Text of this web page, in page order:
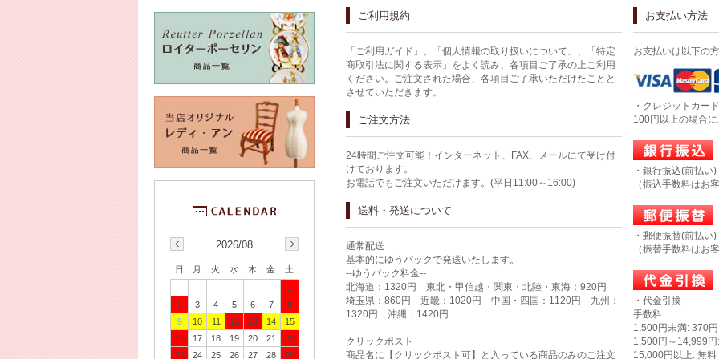
ご利用規約
「ご利用ガイド」、「個人情報の取り扱いについて」、「特定
商取引法に関する表示」をよく読み、各項目ご了承の上ご利用
ください。ご注文された場合、各項目ご了承いただけたことと
させていただきます。
ご注文方法
24時間ご注文可能！インターネット、FAX、メールにて受け付
けております。
お電話でもご注文いただけます。(平日11:00～16:00)
送料・発送について
通常配送
基本的にゆうパックで発送いたします。
--ゆうパック料金--
北海道：1320円 東北・甲信越・関東・北陸・東海：920円
埼玉県：860円 近畿：1020円 中国・四国：1120円 九州：
1320円 沖縄：1420円
クリックポスト
商品名に【クリックポスト可】と入っている商品のみのご注文
お支払い方法
お支払いは以下の
・クレジットカ
100円以上の場合
・銀行振込(前払い)
（振込手数料はお
・郵便振替(前払い)
（振替手数料はお
・代金引換
手数料
1,500円未満: 370円
1,500円～14,999
15,000円以上: 無料
2026/08
日 月 火 水 木 金
土
1
2
3 4 5 6 7
8
9
10 11 12 13 14
15
16
17 18 19 20 21
22
23
24 25 26 27 28 29